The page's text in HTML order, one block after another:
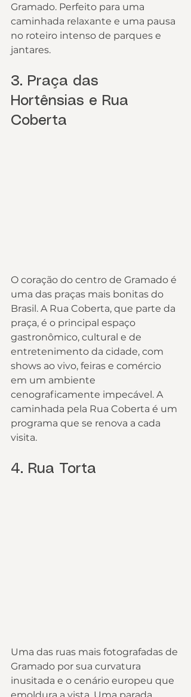
Gramado. Perfeito para uma
caminhada relaxante e uma pausa
no roteiro intenso de parques e
jantares.
3. Praça das
Hortênsias e Rua
Coberta
O coração do centro de Gramado é
uma das praças mais bonitas do
Brasil. A Rua Coberta, que parte da
praça, é o principal espaço
gastronômico, cultural e de
entretenimento da cidade, com
shows ao vivo, feiras e comércio
em um ambiente
cenograficamente impecável. A
caminhada pela Rua Coberta é um
programa que se renova a cada
visita.
4. Rua Torta
Uma das ruas mais fotografadas de
Gramado por sua curvatura
inusitada e o cenário europeu que